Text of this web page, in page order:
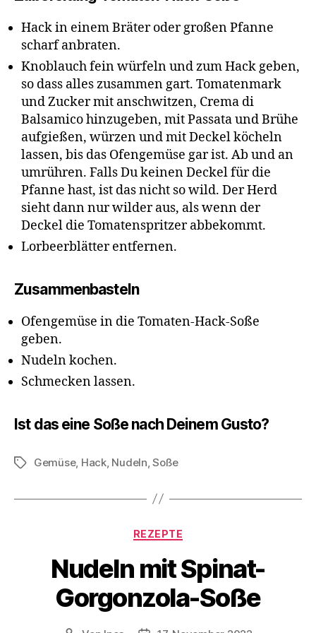
Hack in einem Bräter oder großen Pfanne
scharf anbraten.
Knoblauch fein würfeln und zum Hack geben,
so dass alles zusammen gart. Tomatenmark
und Zucker mit anschwitzen, Crema di
Balsamico hinzugeben, mit Passata und Brühe
aufgießen, würzen und mit Deckel köcheln
lassen, bis das Ofengemüse gar ist. Ab und an
umrühren. Falls Du keinen Deckel für die
Pfanne hast, ist das nicht so wild. Der Herd
sieht dann nur wilder aus, als wenn der
Deckel die Tomatenspritzer abbekommt.
Lorbeerblätter entfernen.
Zusammenbasteln
Ofengemüse in die Tomaten-Hack-Soße
geben.
Nudeln kochen.
Schmecken lassen.
Ist das eine Soße nach Deinem Gusto?
Schlagwörter
Gemüse, Hack, Nudeln,Soße
Kategorien
REZEPTE
Nudeln mit Spinat-
Gorgonzola-Soße